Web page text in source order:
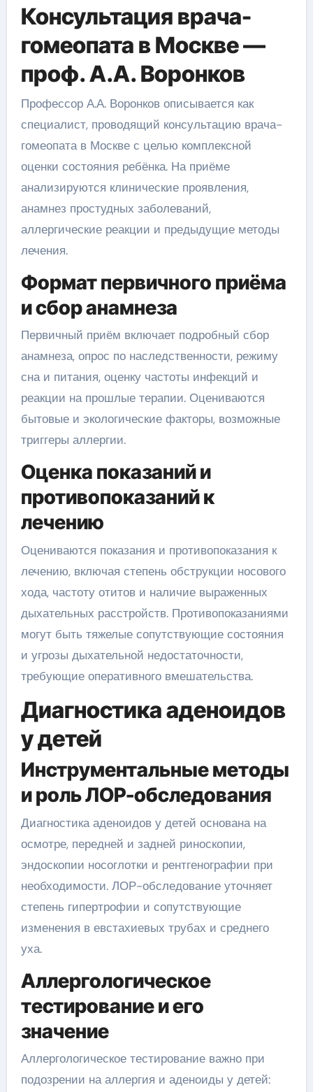
Консультация врача-
гомеопата в Москве —
проф. А.А. Воронков
Профессор А.А. Воронков описывается как
специалист, проводящий консультацию врача-
гомеопата в Москве с целью комплексной
оценки состояния ребёнка. На приёме
анализируются клинические проявления,
анамнез простудных заболеваний,
аллергические реакции и предыдущие методы
лечения.
Формат первичного приёма
и сбор анамнеза
Первичный приём включает подробный сбор
анамнеза, опрос по наследственности, режиму
сна и питания, оценку частоты инфекций и
реакции на прошлые терапии. Оцениваются
бытовые и экологические факторы, возможные
триггеры аллергии.
Оценка показаний и
противопоказаний к
лечению
Оцениваются показания и противопоказания к
лечению, включая степень обструкции носового
хода, частоту отитов и наличие выраженных
дыхательных расстройств. Противопоказаниями
могут быть тяжелые сопутствующие состояния
и угрозы дыхательной недостаточности,
требующие оперативного вмешательства.
Диагностика аденоидов
у детей
Инструментальные методы
и роль ЛОР-обследования
Диагностика аденоидов у детей основана на
осмотре, передней и задней риноскопии,
эндоскопии носоглотки и рентгенографии при
необходимости. ЛОР-обследование уточняет
степень гипертрофии и сопутствующие
изменения в евстахиевых трубах и среднего
уха.
Аллергологическое
тестирование и его
значение
Аллергологическое тестирование важно при
подозрении на аллергия и аденоиды у детей: